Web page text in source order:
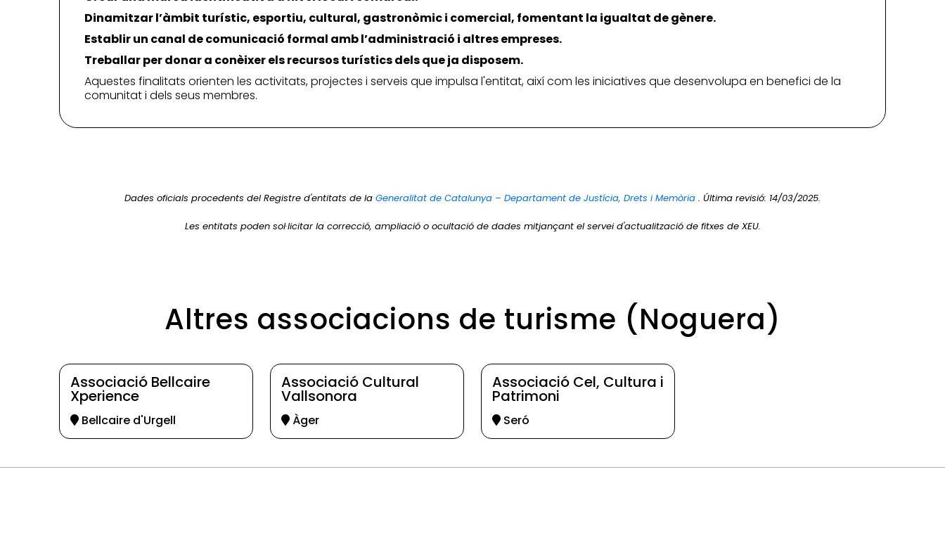
Dinamitzar l’àmbit turístic, esportiu, cultural, gastronòmic i comercial, fomentant la igualtat de gènere.
Establir un canal de comunicació formal amb l’administració i altres empreses.
Treballar per donar a conèixer els recursos turístics dels que ja disposem.
Aquestes finalitats orienten les activitats, projectes i serveis que impulsa l'entitat, així com les iniciatives que desenvolupa en benefici de la
comunitat i dels seus membres.
Dades oficials procedents del Registre d'entitats de la Generalitat de Catalunya – Departament de Justícia, Drets i Memòria . Última revisió: 14/03/2025.
Les entitats poden sol·licitar la correcció, ampliació o ocultació de dades mitjançant el servei d'actualització de fitxes de XEU.
Altres associacions de turisme (Noguera)
Associació Bellcaire
Xperience
Bellcaire d'Urgell
Associació Cultural
Vallsonora
Àger
Associació Cel, Cultura i
Patrimoni
Seró